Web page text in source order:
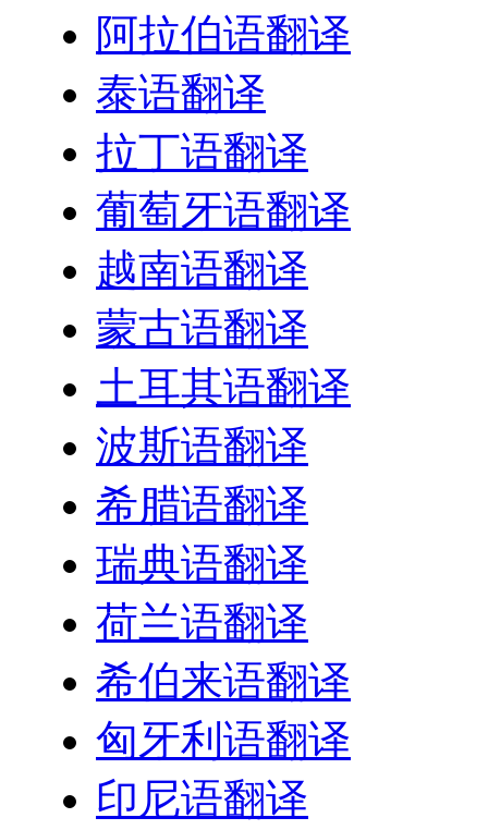
阿拉伯语翻译
泰语翻译
拉丁语翻译
葡萄牙语翻译
越南语翻译
蒙古语翻译
土耳其语翻译
波斯语翻译
希腊语翻译
瑞典语翻译
荷兰语翻译
希伯来语翻译
匈牙利语翻译
印尼语翻译